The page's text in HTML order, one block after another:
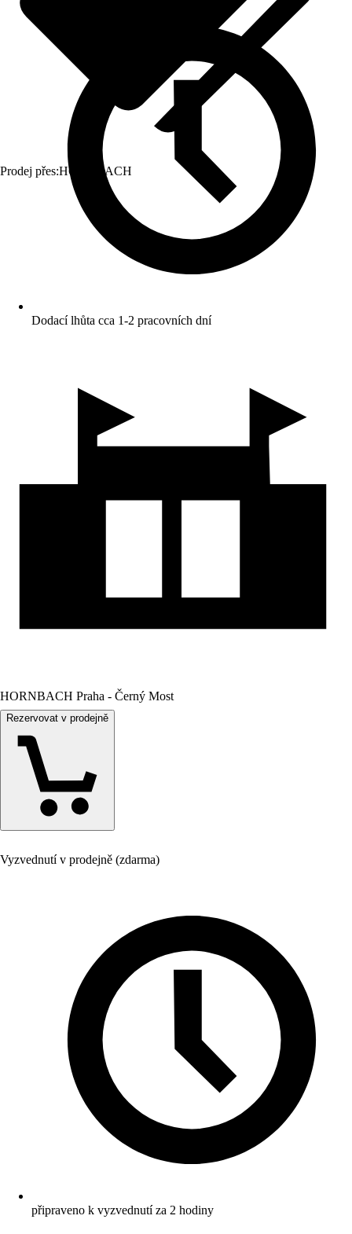
Prodej přes:HORNBACH
Dodací lhůta cca 1-2 pracovních dní
HORNBACH Praha - Černý Most
Rezervovat v prodejně
Vyzvednutí v prodejně (zdarma)
připraveno k vyzvednutí za 2 hodiny